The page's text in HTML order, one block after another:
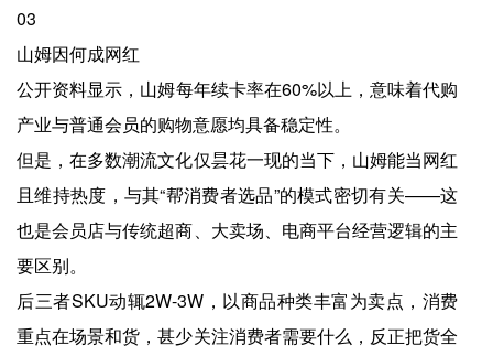
03
山姆因何成网红
公开资料显示，山姆每年续卡率在60%以上，意味着代购
产业与普通会员的购物意愿均具备稳定性。
但是，在多数潮流文化仅昙花一现的当下，山姆能当网红
且维持热度，与其“帮消费者选品”的模式密切有关——这
也是会员店与传统超商、大卖场、电商平台经营逻辑的主
要区别。
后三者SKU动辄2W-3W，以商品种类丰富为卖点，消费
重点在场景和货，甚少关注消费者需要什么，反正把货全